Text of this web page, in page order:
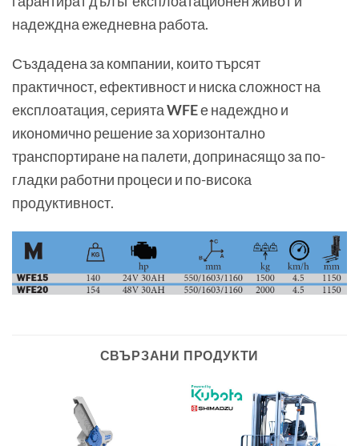
надеждна ежедневна работа.
Създадена за компании, които търсят
практичност, ефективност и ниска сложност на
експлоатация, сериятаWFEе надеждно и
икономично решение за хоризонтално
транспортиране на палети, допринасящо за по-
гладки работни процеси и по-висока
продуктивност.
СВЪРЗАНИ ПРОДУКТИ